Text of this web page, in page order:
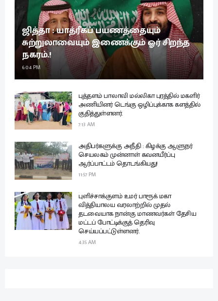
ஜித்தா : யாத்ரீகப் பயணத்தையும்
சுற்றுலாவையும் இணைக்கும் ஓர் சிறந்த
நகரம்.!
6:04 PM
புத்தளம் பாலாவி மல்லிகா புரத்தில் மகளிர்
அணியினர் டெங்கு ஒழிப்புக்காக களத்தில்
குதித்துள்ளனர்.
7:13 AM
அதிபர்களுக்கு அநீதி : கிழக்கு ஆளுநர்
செயலகம் முன்னாள் கவனயீர்ப்பு
ஆர்ப்பாட்டம் தொடங்கியது!
11:57 PM
புளிச்சாக்குளம் உமர் பாரூக் மகா
வித்தியாலய வரலாற்றில் முதல்
தடவையாக நான்கு மாணவர்கள் தேசிய
மட்டப் போட்டிக்குத் தெரிவு
செய்யப்பட்டுள்ளனர்.
4:35 AM